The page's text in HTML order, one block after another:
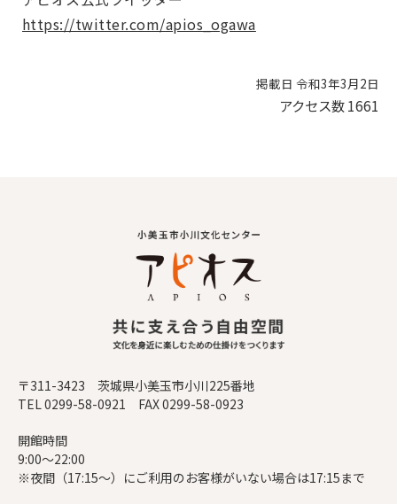
https://twitter.com/apios_ogawa
掲載日 令和3年3月2日
アクセス数1661
〒311-3423 茨城県小美玉市小川225番地
TEL 0299-58-0921 FAX 0299-58-0923
開館時間
9:00～22:00
※夜間（17:15～）にご利用のお客様がいない場合は17:15まで